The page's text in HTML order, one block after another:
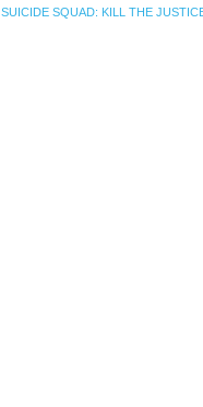
SUICIDE SQUAD: KILL THE